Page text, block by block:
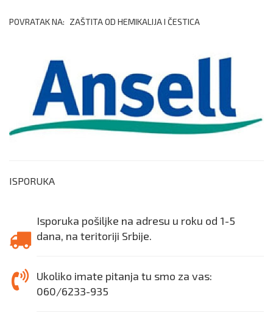
POVRATAK NA: ZAŠTITA OD HEMIKALIJA I ČESTICA
ISPORUKA
Isporuka pošiljke na adresu u roku od 1-5
dana, na teritoriji Srbije.
Ukoliko imate pitanja tu smo za vas:
060/6233-935